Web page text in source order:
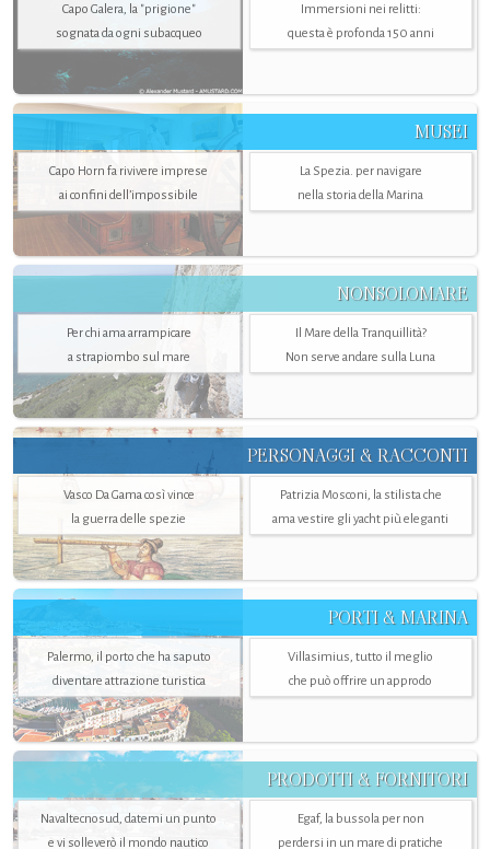
Capo Galera, la "prigione"
sognata da ogni subacqueo
Immersioni nei relitti:
questa è profonda 150 anni
MUSEI
Capo Horn fa rivivere imprese
ai confini dell’impossibile
La Spezia. per navigare
nella storia della Marina
NONSOLOMARE
Per chi ama arrampicare
a strapiombo sul mare
Il Mare della Tranquillità?
Non serve andare sulla Luna
PERSONAGGI & RACCONTI
Vasco Da Gama così vince
la guerra delle spezie
Patrizia Mosconi, la stilista che
ama vestire gli yacht più eleganti
PORTI & MARINA
Palermo, il porto che ha saputo
diventare attrazione turistica
Villasimius, tutto il meglio
che può offrire un approdo
PRODOTTI & FORNITORI
Navaltecnosud, datemi un punto
e vi solleverò il mondo nautico
Egaf, la bussola per non
perdersi in un mare di pratiche